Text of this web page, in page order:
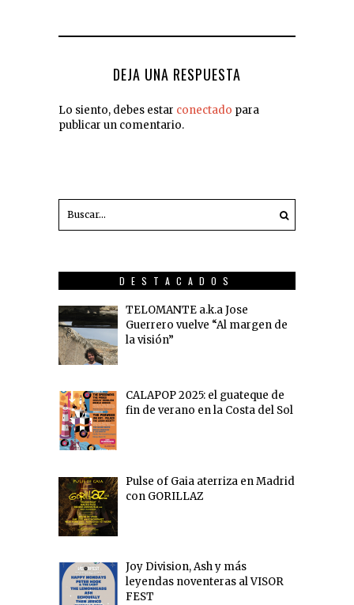
DEJA UNA RESPUESTA
Lo siento, debes estar conectado para
publicar un comentario.
DESTACADOS
TELOMANTE a.k.a Jose
Guerrero vuelve “Al margen de
la visión”
CALAPOP 2025: el guateque de
fin de verano en la Costa del Sol
Pulse of Gaia aterriza en Madrid
con GORILLAZ
Joy Division, Ash y más
leyendas noventeras al VISOR
FEST